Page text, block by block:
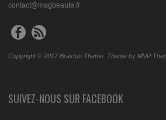
contact@magbeaute.fr
Copyright © 2017 Braxton Theme. Theme by MVP
SUIVEZ-NOUS SUR FACEBOOK